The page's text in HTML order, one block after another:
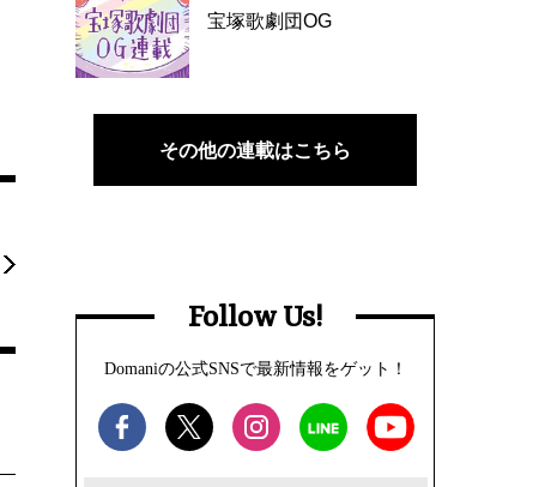
宝塚歌劇団OG
その他の連載はこちら
Follow Us!
Domaniの公式SNSで最新情報をゲット！